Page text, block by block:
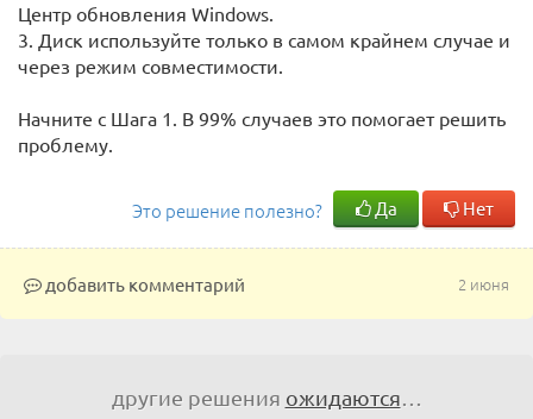
Центр обновления Windows.
3. Диск используйте только в самом крайнем случае и
через режим совместимости.
Начните с Шага 1. В 99% случаев это помогает решить
проблему.
Это решение полезно? Да Нет
2 июня
добавить комментарий
другие решения ожидаются